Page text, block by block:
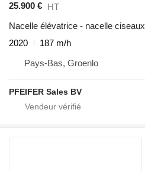
25.900 € HT
Nacelle élévatrice - nacelle ciseaux
2020
187 m/h
Pays-Bas, Groenlo
PFEIFER Sales BV